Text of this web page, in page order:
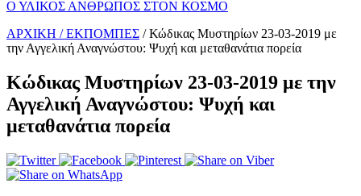
Ο ΥΛΙΚΟΣ ΑΝΘΡΩΠΟΣ ΣΤΟΝ ΚΟΣΜΟ
ΑΡΧΙΚΗ /ΕΚΠΟΜΠΕΣ /Κώδικας Μυστηρίων 23-03-2019 με
την Αγγελική Αναγνώστου: Ψυχή και μεταθανάτια πορεία
Κώδικας Μυστηρίων 23-03-2019 με την
Αγγελική Αναγνώστου: Ψυχή και
μεταθανάτια πορεία